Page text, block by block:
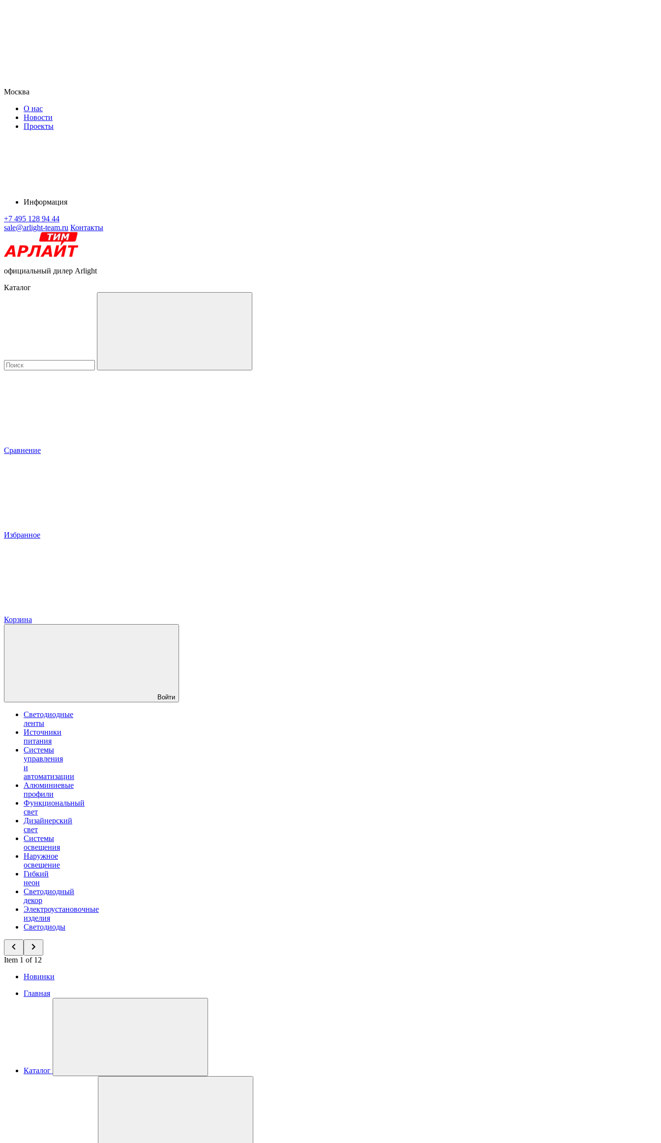
Москва
О нас
Новости
Проекты
Информация
+7 495 128 94 44
sale@arlight-team.ru Контакты
официальный дилер Arlight
Каталог
Сравнение
Избранное
Корзина
Войти
Светодиодные
ленты
Источники
питания
Системы
управления
и
автоматизации
Алюминиевые
профили
Функциональный
свет
Дизайнерский
свет
Системы
освещения
Наружное
освещение
Гибкий
неон
Светодиодный
декор
Электроустановочные
изделия
Светодиоды
Item 1 of 12
Новинки
Главная
Каталог